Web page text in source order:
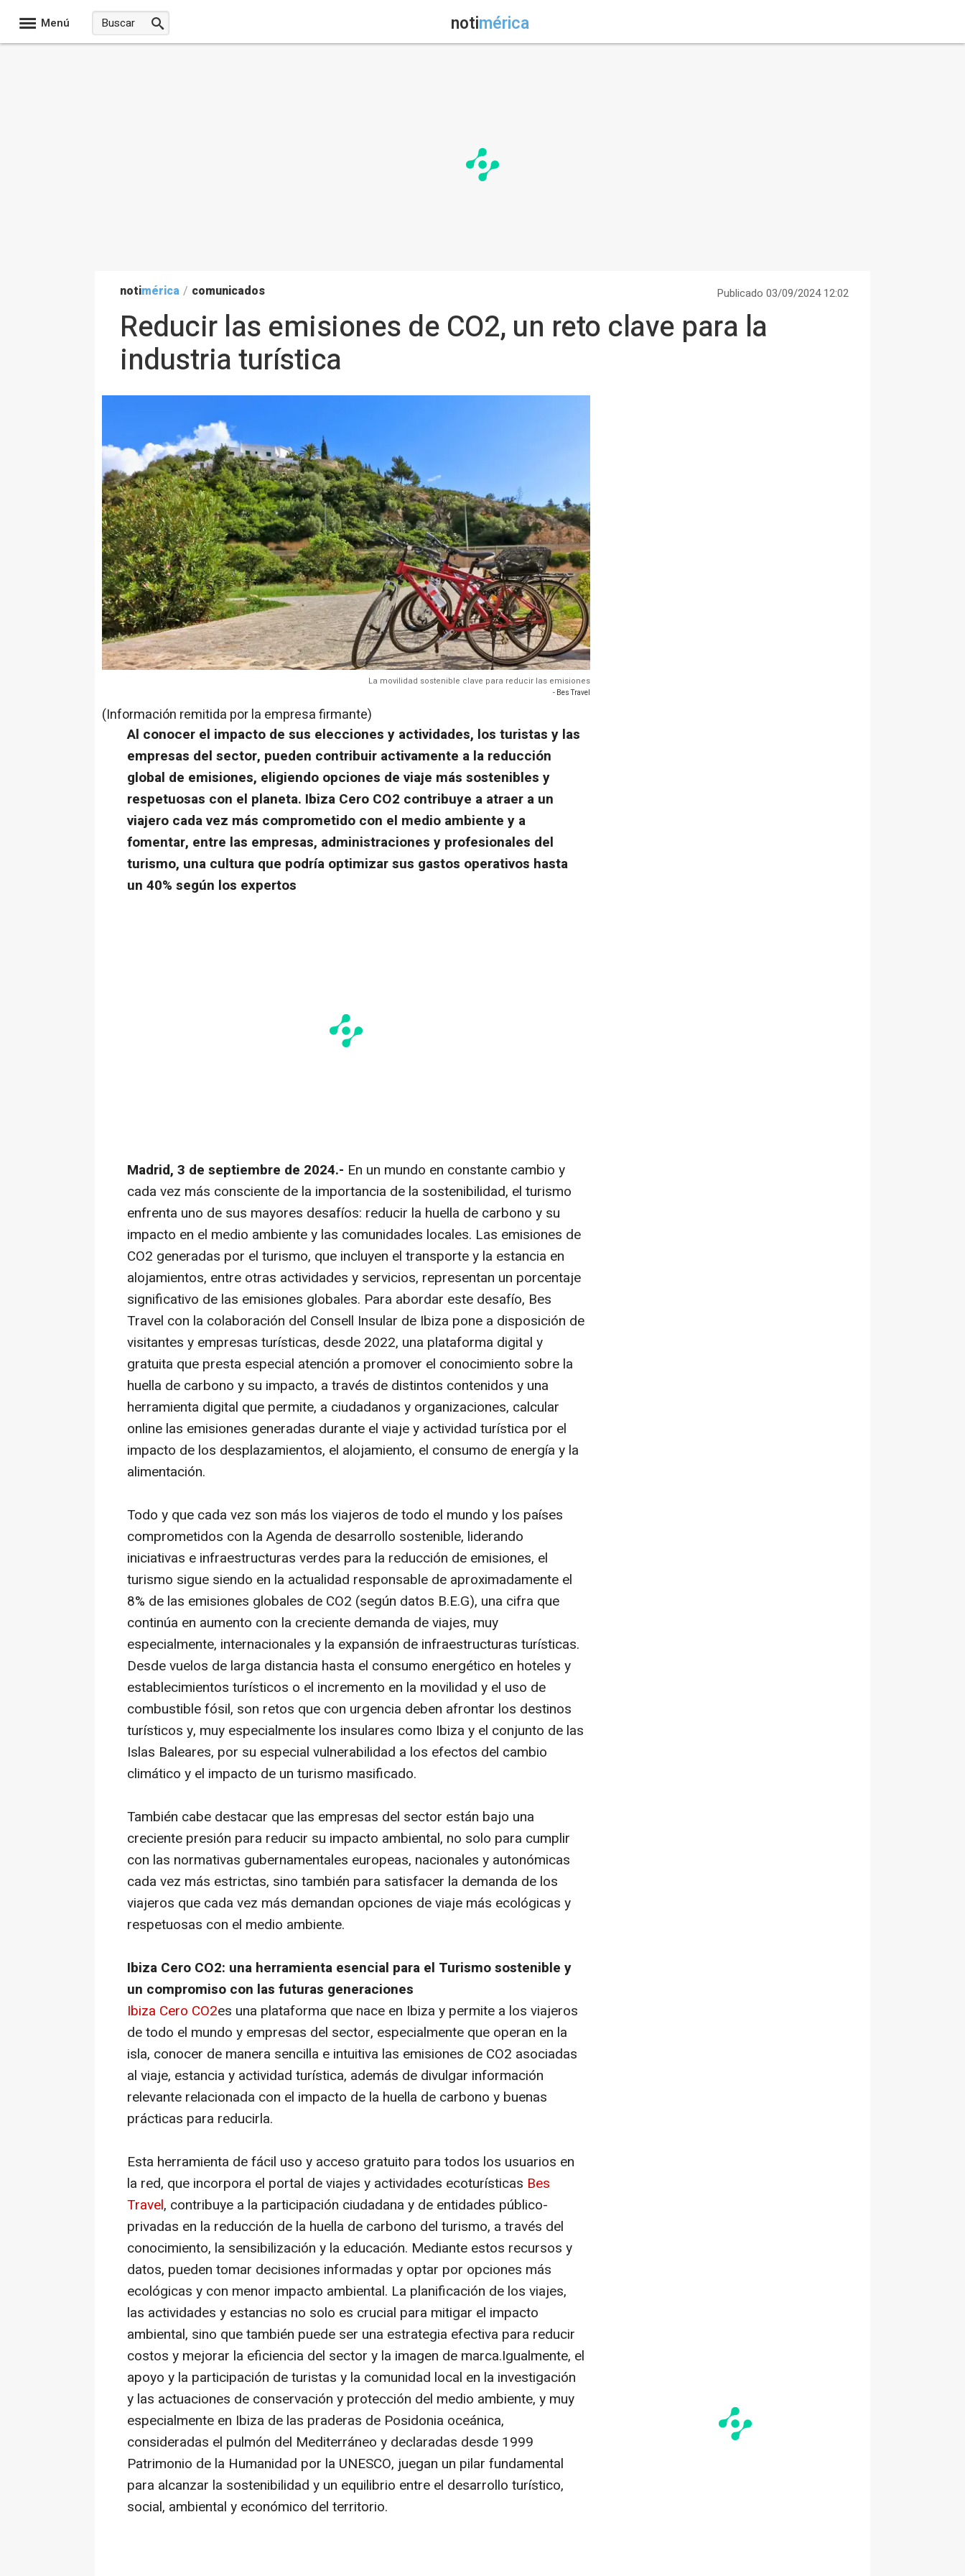
Menú notimérica
notimérica / comunicados Publicado 03/09/2024 12:02
Reducir las emisiones de CO2, un reto clave para la
industria turística
La movilidad sostenible clave para reducir las emisiones
- Bes Travel
(Información remitida por la empresa firmante)
Al conocer el impacto de sus elecciones y actividades, los turistas y las
empresas del sector, pueden contribuir activamente a la reducción
global de emisiones, eligiendo opciones de viaje más sostenibles y
respetuosas con el planeta. Ibiza Cero CO2 contribuye a atraer a un
viajero cada vez más comprometido con el medio ambiente y a
fomentar, entre las empresas, administraciones y profesionales del
turismo, una cultura que podría optimizar sus gastos operativos hasta
un 40% según los expertos
Madrid, 3 de septiembre de 2024.- En un mundo en constante cambio y
cada vez más consciente de la importancia de la sostenibilidad, el turismo
enfrenta uno de sus mayores desafíos: reducir la huella de carbono y su
impacto en el medio ambiente y las comunidades locales. Las emisiones de
CO2 generadas por el turismo, que incluyen el transporte y la estancia en
alojamientos, entre otras actividades y servicios, representan un porcentaje
significativo de las emisiones globales. Para abordar este desafío, Bes
Travel con la colaboración del Consell Insular de Ibiza pone a disposición de
visitantes y empresas turísticas, desde 2022, una plataforma digital y
gratuita que presta especial atención a promover el conocimiento sobre la
huella de carbono y su impacto, a través de distintos contenidos y una
herramienta digital que permite, a ciudadanos y organizaciones, calcular
online las emisiones generadas durante el viaje y actividad turística por el
impacto de los desplazamientos, el alojamiento, el consumo de energía y la
alimentación.
Todo y que cada vez son más los viajeros de todo el mundo y los países
comprometidos con la Agenda de desarrollo sostenible, liderando
iniciativas e infraestructuras verdes para la reducción de emisiones, el
turismo sigue siendo en la actualidad responsable de aproximadamente el
8% de las emisiones globales de CO2 (según datos B.E.G), una cifra que
continúa en aumento con la creciente demanda de viajes, muy
especialmente, internacionales y la expansión de infraestructuras turísticas.
Desde vuelos de larga distancia hasta el consumo energético en hoteles y
establecimientos turísticos o el incremento en la movilidad y el uso de
combustible fósil, son retos que con urgencia deben afrontar los destinos
turísticos y, muy especialmente los insulares como Ibiza y el conjunto de las
Islas Baleares, por su especial vulnerabilidad a los efectos del cambio
climático y el impacto de un turismo masificado.
También cabe destacar que las empresas del sector están bajo una
creciente presión para reducir su impacto ambiental, no solo para cumplir
con las normativas gubernamentales europeas, nacionales y autonómicas
cada vez más estrictas, sino también para satisfacer la demanda de los
viajeros que cada vez más demandan opciones de viaje más ecológicas y
respetuosas con el medio ambiente.
Ibiza Cero CO2: una herramienta esencial para el Turismo sostenible y
un compromiso con las futuras generaciones
Ibiza Cero CO2es una plataforma que nace en Ibiza y permite a los viajeros
de todo el mundo y empresas del sector, especialmente que operan en la
isla, conocer de manera sencilla e intuitiva las emisiones de CO2 asociadas
al viaje, estancia y actividad turística, además de divulgar información
relevante relacionada con el impacto de la huella de carbono y buenas
prácticas para reducirla.
Esta herramienta de fácil uso y acceso gratuito para todos los usuarios en
la red, que incorpora el portal de viajes y actividades ecoturísticas Bes
Travel, contribuye a la participación ciudadana y de entidades público-
privadas en la reducción de la huella de carbono del turismo, a través del
conocimiento, la sensibilización y la educación. Mediante estos recursos y
datos, pueden tomar decisiones informadas y optar por opciones más
ecológicas y con menor impacto ambiental. La planificación de los viajes,
las actividades y estancias no solo es crucial para mitigar el impacto
ambiental, sino que también puede ser una estrategia efectiva para reducir
costos y mejorar la eficiencia del sector y la imagen de marca.Igualmente, el
apoyo y la participación de turistas y la comunidad local en la investigación
y las actuaciones de conservación y protección del medio ambiente, y muy
especialmente en Ibiza de las praderas de Posidonia oceánica,
consideradas el pulmón del Mediterráneo y declaradas desde 1999
Patrimonio de la Humanidad por la UNESCO, juegan un pilar fundamental
para alcanzar la sostenibilidad y un equilibrio entre el desarrollo turístico,
social, ambiental y económico del territorio.